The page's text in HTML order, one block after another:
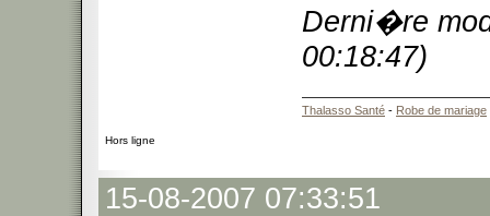
Derni�re
00:18:47)
Thalasso Santé - Robe de mariage
Hors ligne
15-08-2007 07:33:51